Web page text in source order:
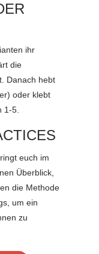
ihr
die
Danach hebt
oder klebt
1-5.
euch im
Überblick,
die Methode
um ein
zu